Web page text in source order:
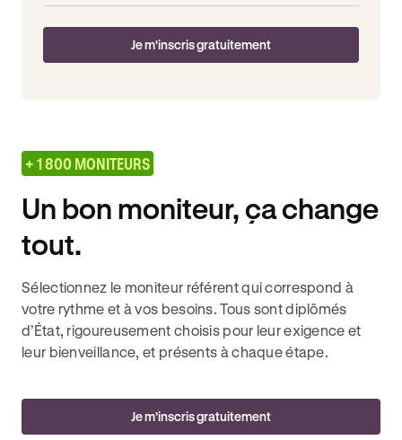
Je m'inscris gratuitement
+ 1 800 MONITEURS
Un bon moniteur, ça change
tout.
Sélectionnez le moniteur référent qui correspond à
votre rythme et à vos besoins. Tous sont diplômés
d’État, rigoureusement choisis pour leur exigence et
leur bienveillance, et présents à chaque étape.
Je m’inscris gratuitement